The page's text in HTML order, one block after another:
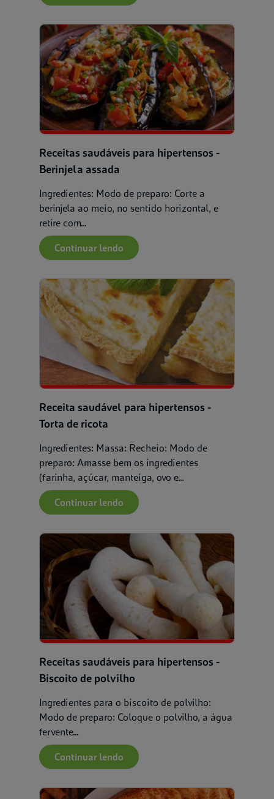
Receitas saudáveis para hipertensos -
Berinjela assada
Ingredientes: Modo de preparo: Corte a
berinjela ao meio, no sentido horizontal, e
retire com...
Continuar lendo
Receita saudável para hipertensos -
Torta de ricota
Ingredientes: Massa: Recheio: Modo de
preparo: Amasse bem os ingredientes
(farinha, açúcar, manteiga, ovo e...
Continuar lendo
Receitas saudáveis para hipertensos -
Biscoito de polvilho
Ingredientes para o biscoito de polvilho:
Modo de preparo: Coloque o polvilho, a água
fervente...
Continuar lendo